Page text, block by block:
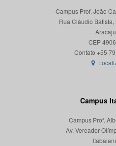
Campus Prof. João
Rua Cláudio
CEP
Campus
Campus Prof.
Av. Vereador